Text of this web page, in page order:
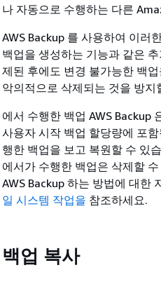
나 자동으로 수행하는 다른
AWS Backup 를 사용하여 이러
백업을 생성하는 기능과 같은
제된 후에도 변경 불가능한 백
악의적으로 삭제되는 것을 방지
에서 수행한 백업 AWS Backup
사용자 시작 백업 할당량에 포함
행한 백업을 보고 복원할 수 있
에서가 수행한 백업은 삭제할
AWS Backup 하는 방법에 대한
일 시스템 작업을 참조하세요.
백업 복사